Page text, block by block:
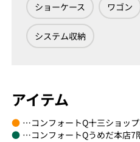
ショーケース ワゴン
システム収納
アイテム
●…コンフォートQ十三ショッ
●…コンフォートQうめだ本店7